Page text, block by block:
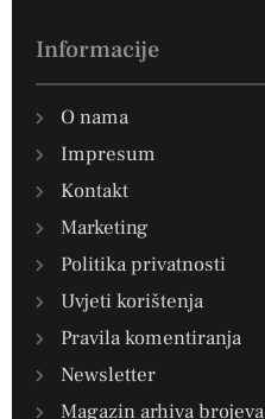
Informacije
O nama
Impresum
Kontakt
Marketing
Politika privatnosti
Uvjeti korištenja
Pravila komentiranja
Newsletter
Magazin arhiva brojeva